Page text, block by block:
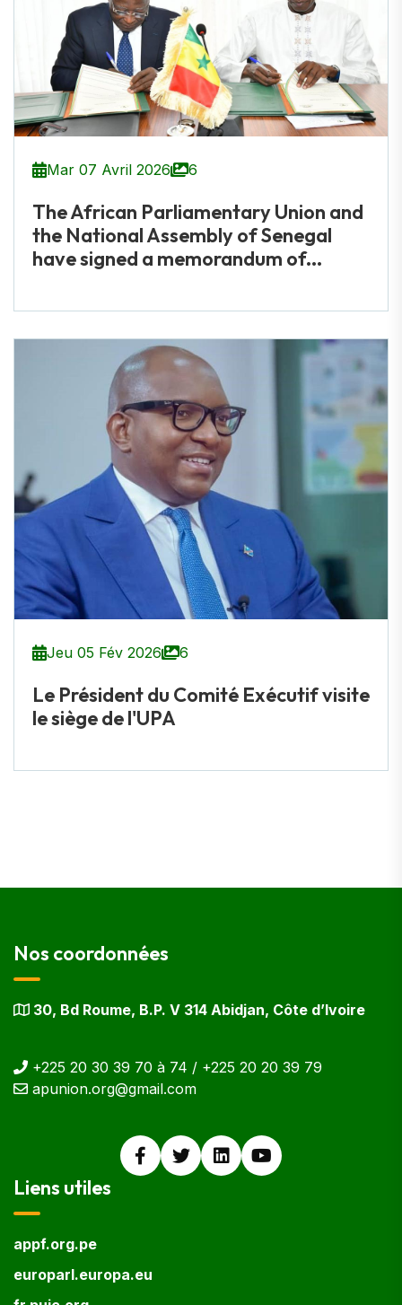
Mar 07 Avril 2026 6
The African Parliamentary Union and
the National Assembly of Senegal
have signed a memorandum of...
Jeu 05 Fév 2026 6
Le Président du Comité Exécutif visite
le siège de l'UPA
Nos coordonnées
30, Bd Roume, B.P. V 314 Abidjan, Côte d’Ivoire
+225 20 30 39 70 à 74 / +225 20 20 39 79
apunion.org@gmail.com
Liens utiles
appf.org.pe
europarl.europa.eu